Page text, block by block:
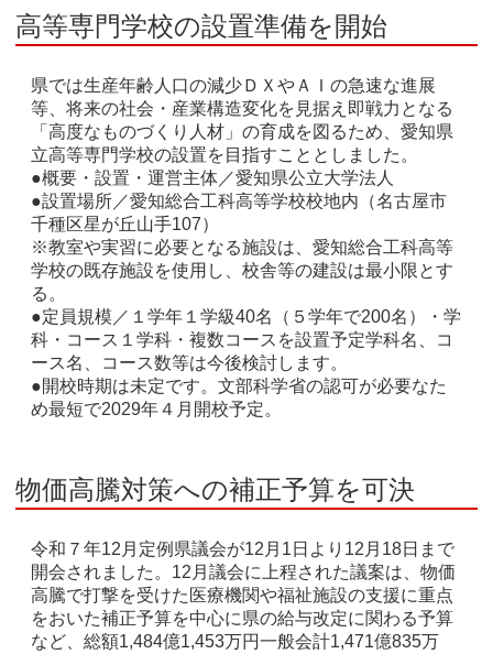
高等専門学校の設置準備を開始
県では生産年齢人口の減少ＤＸやＡＩの急速な進展
等、将来の社会・産業構造変化を見据え即戦力となる
「高度なものづくり人材」の育成を図るため、愛知県
立高等専門学校の設置を目指すこととしました。
●概要・設置・運営主体／愛知県公立大学法人
●設置場所／愛知総合工科高等学校校地内（名古屋市
千種区星が丘山手107）
※教室や実習に必要となる施設は、愛知総合工科高等
学校の既存施設を使用し、校舎等の建設は最小限とす
る。
●定員規模／１学年１学級40名（５学年で200名）・学
科・コース１学科・複数コースを設置予定学科名、コ
ース名、コース数等は今後検討します。
●開校時期は未定です。文部科学省の認可が必要なた
め最短で2029年４月開校予定。
物価高騰対策への補正予算を可決
令和７年12月定例県議会が12月1日より12月18日まで
開会されました。12月議会に上程された議案は、物価
高騰で打撃を受けた医療機関や福祉施設の支援に重点
をおいた補正予算を中心に県の給与改定に関わる予算
など、総額1,484億1,453万円一般会計1,471億835万